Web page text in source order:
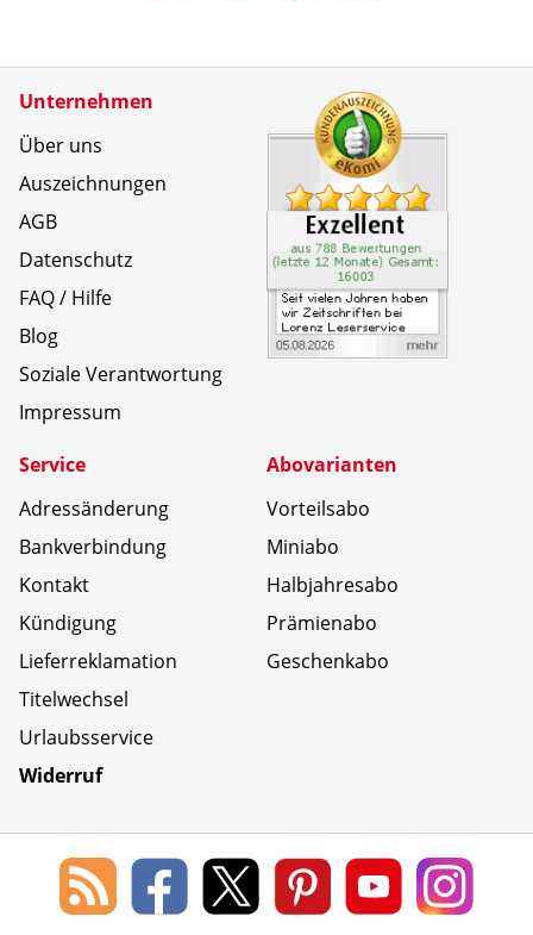
Unternehmen
Über uns
Auszeichnungen
AGB
Datenschutz
FAQ / Hilfe
Blog
Soziale Verantwortung
Impressum
Service
Adressänderung
Bankverbindung
Kontakt
Kündigung
Lieferreklamation
Titelwechsel
Urlaubsservice
Widerruf
Abovarianten
Vorteilsabo
Miniabo
Halbjahresabo
Prämienabo
Geschenkabo
Zertifikate
Social Media
Blog
des
Lorenz
Leserservice
Lorenz
Leserservice
Lorenz
Leserservice
Lorenz
Leserservice
Lorenz